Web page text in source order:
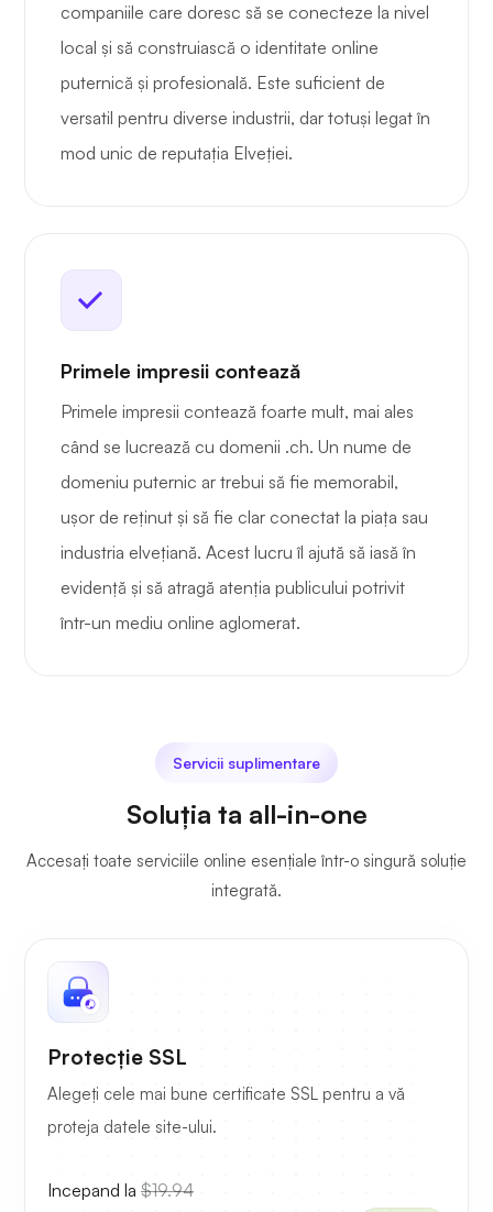
companiile care doresc să se conecteze la nivel
local și să construiască o identitate online
puternică și profesională. Este suficient de
versatil pentru diverse industrii, dar totuși legat în
mod unic de reputația Elveției.
Primele impresii contează
Primele impresii contează foarte mult, mai ales
când se lucrează cu domenii .ch. Un nume de
domeniu puternic ar trebui să fie memorabil,
ușor de reținut și să fie clar conectat la piața sau
industria elvețiană. Acest lucru îl ajută să iasă în
evidență și să atragă atenția publicului potrivit
într-un mediu online aglomerat.
Servicii suplimentare
Soluția ta all-in-one
Accesați toate serviciile online esențiale într-o singură soluție
integrată.
Protecție SSL
Alegeți cele mai bune certificate SSL pentru a vă
proteja datele site-ului.
Incepand la $19.94